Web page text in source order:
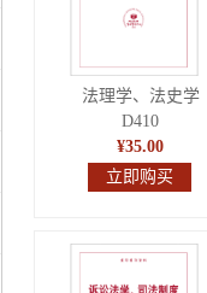
法理学、法史学
D410
¥35.00
立即购买